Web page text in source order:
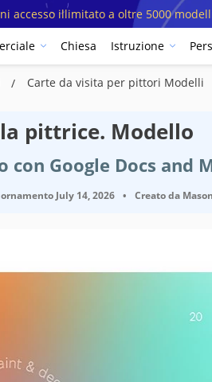
accesso illimitato a oltre 5000
Chiesa Istruzione
Carte da visita per pittori Modelli
pittrice. Modello
Google Docs and
July 14, 2026 • Creato da